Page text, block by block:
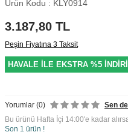
Ürün Kodu : KLY0914
3.187,80 TL
Peşin Fiyatına 3 Taksit
HAVALE İLE EKSTRA %5
Yorumlar (0)
Sen
Bu ürünü Hafta İçi 14:00'e kadar
Son 1 ürün !